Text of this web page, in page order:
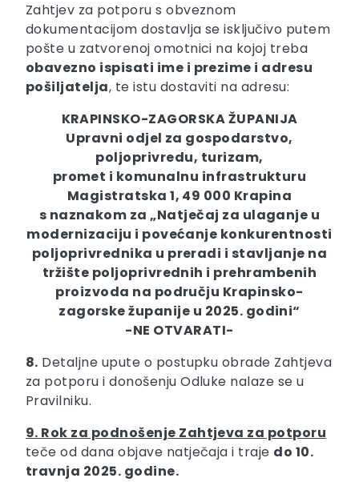
Zahtjev za potporu s obveznom
dokumentacijom dostavlja se isključivo putem
pošte u zatvorenoj omotnici na kojoj treba
obavezno ispisati ime i prezime i adresu
pošiljatelja, te istu dostaviti na adresu:
KRAPINSKO-ZAGORSKA ŽUPANIJA
Upravni odjel za gospodarstvo,
poljoprivredu, turizam,
promet i komunalnu infrastrukturu
Magistratska 1, 49 000 Krapina
s naznakom za „Natječaj za ulaganje u
modernizaciju i povećanje konkurentnosti
poljoprivrednika u preradi i stavljanje na
tržište poljoprivrednih i prehrambenih
proizvoda na području Krapinsko-
zagorske županije u 2025. godini“
-NE OTVARATI-
8. Detaljne upute o postupku obrade Zahtjeva
za potporu i donošenju Odluke nalaze se u
Pravilniku.
9. Rok za podnošenje Zahtjeva za potporu
teče od dana objave natječaja i traje do 10.
travnja 2025. godine.